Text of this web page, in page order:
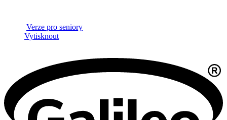
Verze pro seniory
Vytisknout